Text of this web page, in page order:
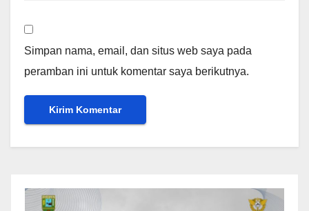
Simpan nama, email, dan situs web saya pada
peramban ini untuk komentar saya berikutnya.